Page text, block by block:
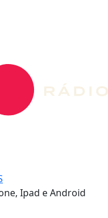
Ipad e Android